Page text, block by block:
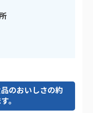
のおいしさの約
。